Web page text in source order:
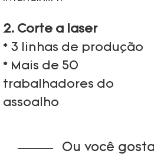
2. Corte a laser
* 3 linhas de produção
* Mais de 50
trabalhadores do
assoalho
Ou você